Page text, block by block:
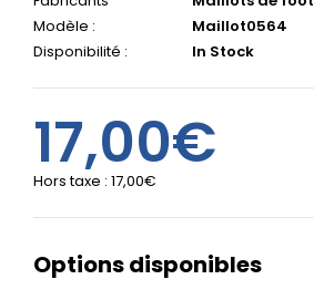
Modèle :
Maillot0564
Disponibilité :
In Stock
17,00€
Hors taxe : 17,00€
Options disponibles